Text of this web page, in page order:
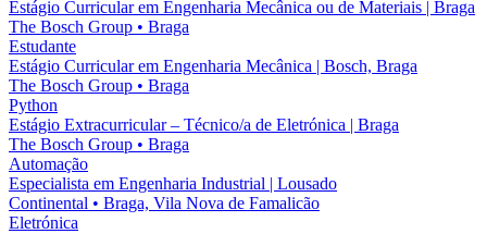
Estágio Curricular em Engenharia Mecânica ou de Materiais | Braga
The Bosch Group • Braga
Estudante
Estágio Curricular em Engenharia Mecânica | Bosch, Braga
The Bosch Group • Braga
Python
Estágio Extracurricular – Técnico/a de Eletrónica | Braga
The Bosch Group • Braga
Automação
Especialista em Engenharia Industrial | Lousado
Continental • Braga, Vila Nova de Famalicão
Eletrónica